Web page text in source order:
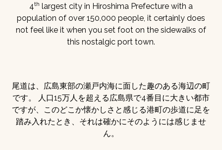
4th largest city in Hiroshima Prefecture with a
population of over 150,000 people, it certainly does
not feel like it when you set foot on the sidewalks of
this nostalgic port town.
尾道は、広島東部の瀬戸内海に面した趣のある海辺の町
です。 人口15万人を超える広島県で4番目に大きい都市
ですが、このどこか懐かしさと感じる港町の歩道に足を
踏み入れたとき、それは確かにそのようには感じませ
ん。